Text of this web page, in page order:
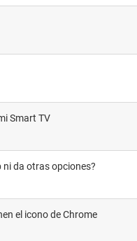
Smart TV
ni da otras opciones?
el icono de Chrome